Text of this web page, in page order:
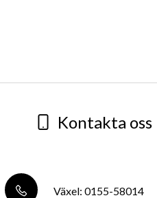
Kontakta oss
Växel: 0155-58014